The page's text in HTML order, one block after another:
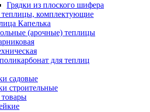
Грядки из плоского шифера
комплектующие
Капелька
(арочные) теплицы
для теплиц
садовые
строительные